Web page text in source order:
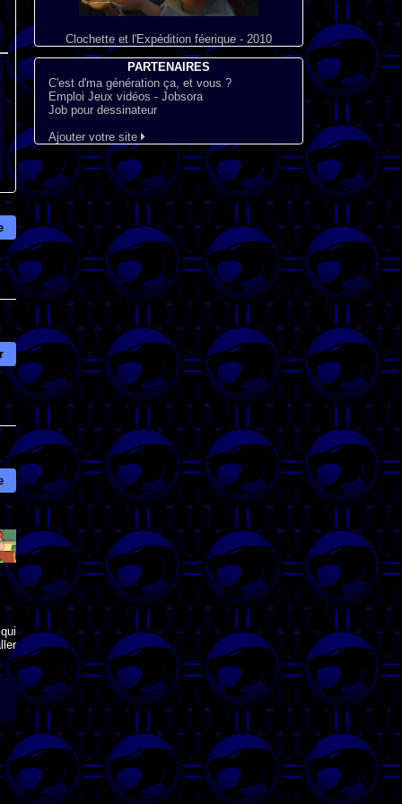
Clochette et l'Expédition féerique - 2010
PARTENAIRES
C'est d'ma génération ça, et vous ?
Emploi Jeux vidéos - Jobsora
Job pour dessinateur
Ajouter votre site